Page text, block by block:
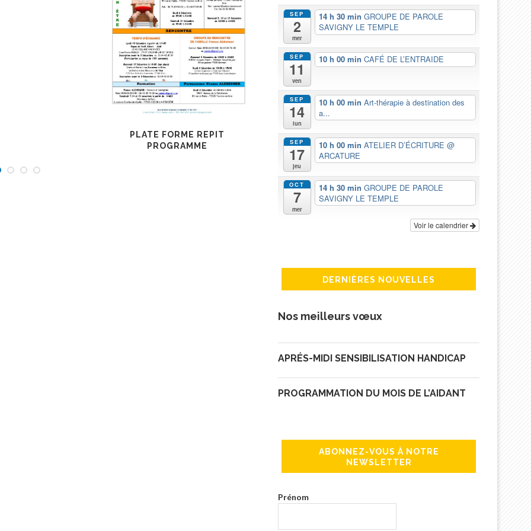
SEP
2
mer
14 h 30 min GROUPE DE PAROLE
SAVIGNY LE TEMPLE
SEP
11
ven
10 h 00 min CAFÉ DE L’ENTRAIDE
SEP
14
lun
10 h 00 min Art-thérapie à destination des
a...
SEP
17
jeu
10 h 00 min ATELIER D’ÉCRITURE @
ARCATURE
OCT
7
mer
14 h 30 min GROUPE DE PAROLE
SAVIGNY LE TEMPLE
Voir le calendrier
DERNIÈRES NOUVELLES
Nos meilleurs vœux
APRÉS-MIDI SENSIBILISATION HANDICAP
PROGRAMMATION DU MOIS DE L’AIDANT
ABONNEZ-VOUS À NOTRE
NEWSLETTER
Prénom